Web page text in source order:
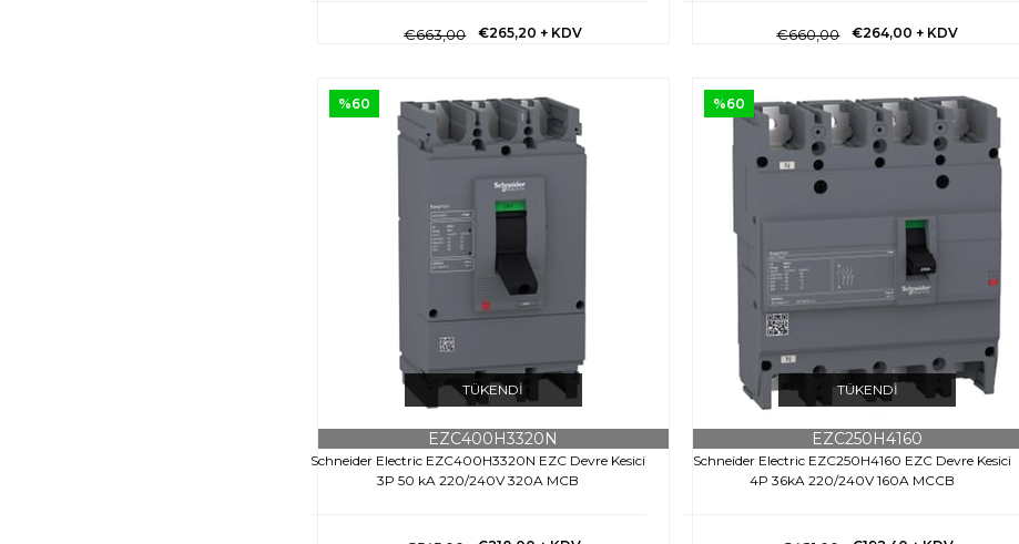
€265,20+ KDV
€663,00 €264,00+ KDV
€660,00
TÜKENDI
Schneider Electric EZC400H3320N EZC Devre Kesici
3P 50 kA 220/240V 320A MCB
EZC400H3320N
%60
TÜKENDI
Schneider Electric EZC250H4160 EZC Devre Kesici
4P 36kA 220/240V 160A MCCB
EZC250H4160
%60